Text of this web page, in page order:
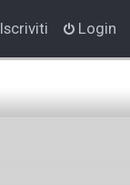
Login
Iscriviti